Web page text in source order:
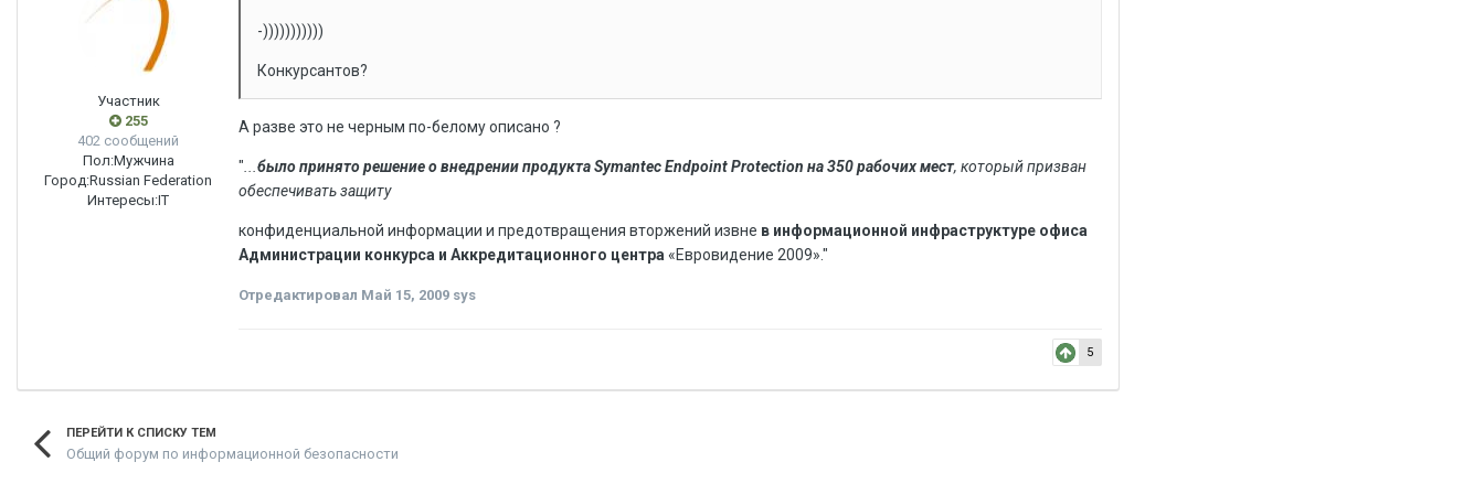
Участник
255
402 сообщений
Пол:Мужчина
Город:Russian Federation
Интересы:IT
-)))))))))))
Конкурсантов?
А разве это не черным по-белому описано ?
" было принято решение о внедрении продукта Symantec Endpoint Protection на 350 рабочих мест, который призван
обеспечивать защиту
конфиденциальной информации и предотвращения вторжений извне в информационной инфраструктуре офиса
Администрации конкурса и Аккредитационного центра «Евровидение 2009»."
Отредактировал Май 15, 2009 sys
5
ПЕРЕЙТИ К СПИСКУ ТЕМ
Общий форум по информационной безопасности